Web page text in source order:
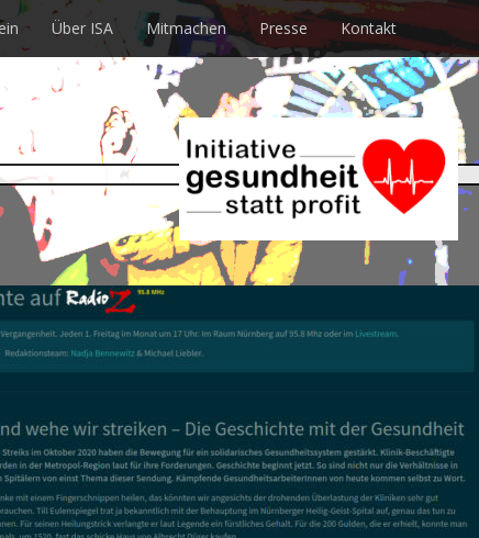
Über ISA Mitmachen Presse Kontakt